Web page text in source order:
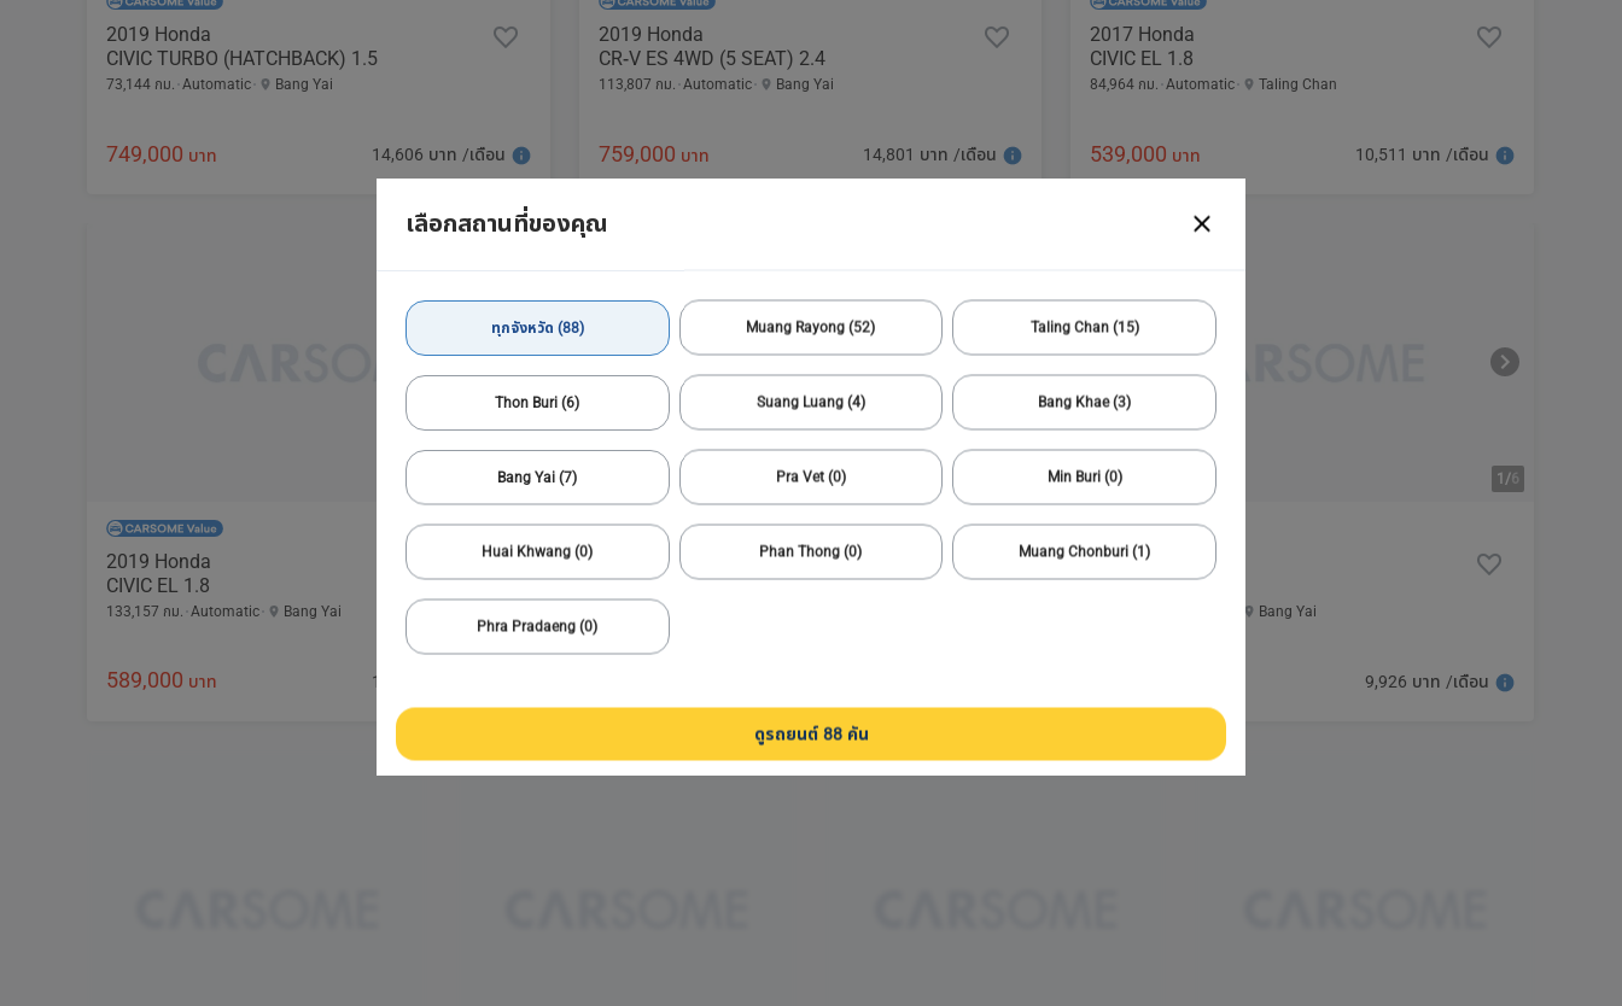
เลือกสถานที่ของคุณ
ทุกจังหวัด (88) Muang Rayong (52) Taling Chan (15)
Thon Buri (6) Suang Luang (4) Bang Khae (3)
Bang Yai (7) Pra Vet (0) Min Buri (0)
Huai Khwang (0) Phan Thong (0) Muang Chonburi (1)
Phra Pradaeng (0)
ดูรถยนต์ 88 คัน
2019 Honda
CIVIC TURBO (HATCHBACK) 1.5
73,144 กม. Automatic Bang Yai
749,000 บาท 14,606 บาท /เดือน
2019 Honda
CR-V ES 4WD (5 SEAT) 2.4
113,807 กม. Automatic Bang Yai
759,000 บาท 14,801 บาท /เดือน
2017 Honda
CIVIC EL 1.8
84,964 กม. Automatic Taling Chan
539,000 บาท 10,511 บาท /เดือน
1/6
2019 Honda
CIVIC EL 1.8
133,157 กม. Automatic Bang Yai
589,000 บาท 11,486 บาท /เดือน
2019 Honda
CIVIC EL 1.8
173,520 กม.
1/6
2020 Honda
JAZZ RS+ 1.5
Bang Yai
9,926 บาท /เดือน